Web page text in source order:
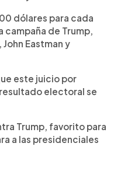
dólares para cada
campaña de Trump,
Eastman y
este juicio por
electoral se
Trump, favorito para
a las presidenciales